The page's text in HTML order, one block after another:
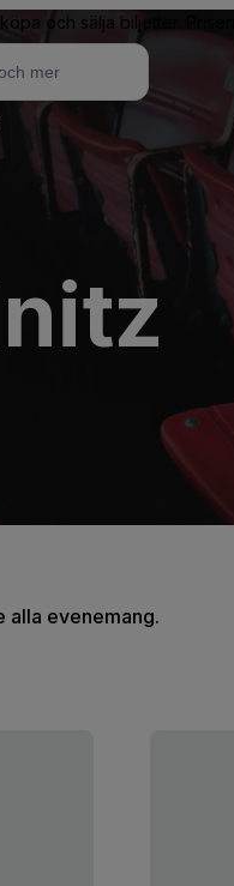
och sälja biljetter.
alla evenemang.